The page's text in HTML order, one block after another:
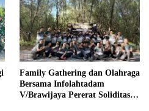
Family Gathering dan Olahraga
Bersama Infolahtadam
V/Brawijaya Pererat Soliditas